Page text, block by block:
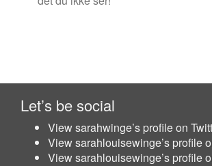
Let’s be social
View sarahwinge’s profile on
View sarahlouisewinge’s profile
View sarahlouisewinge’s profile